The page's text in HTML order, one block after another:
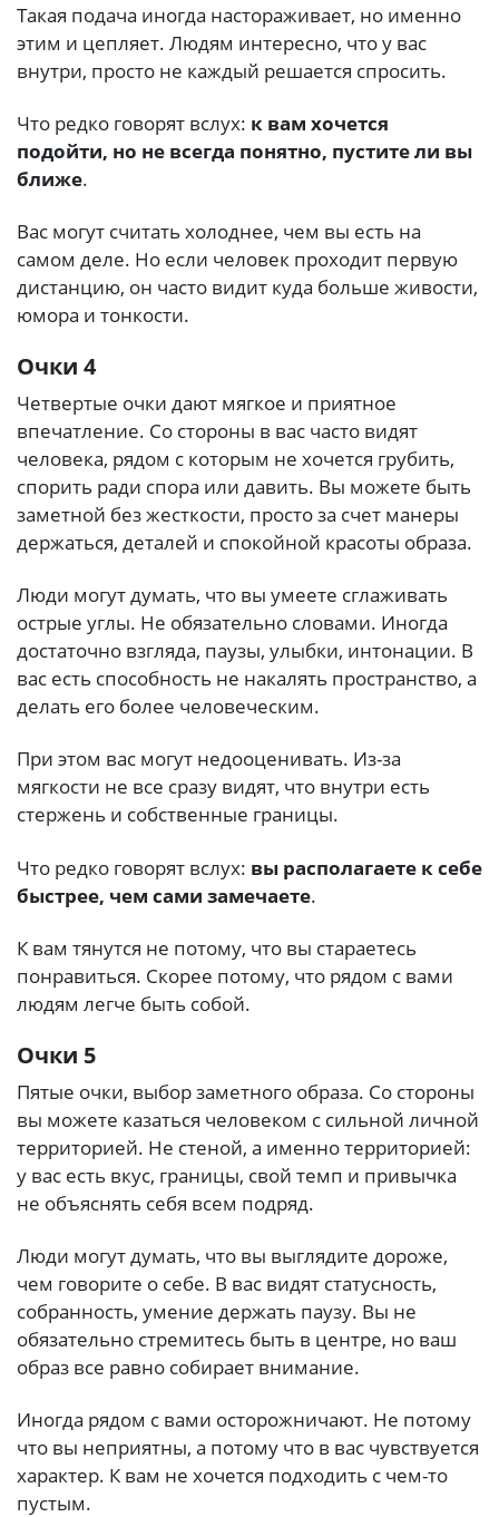
Такая подача иногда настораживает, но именно
этим и цепляет. Людям интересно, что у вас
внутри, просто не каждый решается спросить.
Что редко говорят вслух: к вам хочется
подойти, но не всегда понятно, пустите ли вы
ближе.
Вас могут считать холоднее, чем вы есть на
самом деле. Но если человек проходит первую
дистанцию, он часто видит куда больше живости,
юмора и тонкости.
Очки 4
Четвертые очки дают мягкое и приятное
впечатление. Со стороны в вас часто видят
человека, рядом с которым не хочется грубить,
спорить ради спора или давить. Вы можете быть
заметной без жесткости, просто за счет манеры
держаться, деталей и спокойной красоты образа.
Люди могут думать, что вы умеете сглаживать
острые углы. Не обязательно словами. Иногда
достаточно взгляда, паузы, улыбки, интонации. В
вас есть способность не накалять пространство, а
делать его более человеческим.
При этом вас могут недооценивать. Из-за
мягкости не все сразу видят, что внутри есть
стержень и собственные границы.
Что редко говорят вслух: вы располагаете к себе
быстрее, чем сами замечаете.
К вам тянутся не потому, что вы стараетесь
понравиться. Скорее потому, что рядом с вами
людям легче быть собой.
Очки 5
Пятые очки, выбор заметного образа. Со стороны
вы можете казаться человеком с сильной личной
территорией. Не стеной, а именно территорией:
у вас есть вкус, границы, свой темп и привычка
не объяснять себя всем подряд.
Люди могут думать, что вы выглядите дороже,
чем говорите о себе. В вас видят статусность,
собранность, умение держать паузу. Вы не
обязательно стремитесь быть в центре, но ваш
образ все равно собирает внимание.
Иногда рядом с вами осторожничают. Не потому
что вы неприятны, а потому что в вас чувствуется
характер. К вам не хочется подходить с чем-то
пустым.